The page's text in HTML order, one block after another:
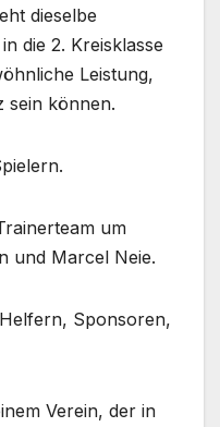
dieselbe
die 2. Kreisklasse
Leistung,
sein können.
um
und Marcel Neie.
Sponsoren,
Verein, der in